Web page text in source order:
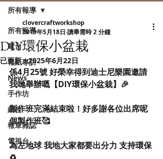
所有報導
電台
報紙專訪
News
手作坊
網台
報章雜誌
電視台
所有報導
DIY環保小盆栽
clovercraftworkshop
2019年5月18日 讀畢需時 2 分鐘
已更新：2025年6月22日
係4月25號 好榮幸得到迪士尼樂園邀請
我哋舉辦嘅【DIY環保小盆栽】🎉
製作班完滿結束啦！好多謝各位出席呢
個製作班🥰
為左地球 我地大家都要出分力 支持環保